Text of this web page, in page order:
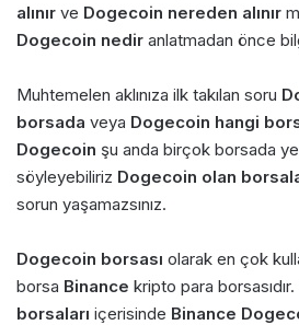
alınır ve Dogecoin nereden alınır
Dogecoin nedir anlatmadan önce
Muhtemelen aklınıza ilk takılan soru
borsada veya Dogecoin hangi
Dogecoin şu anda birçok borsada
söyleyebiliriz Dogecoin olan
sorun yaşamazsınız.
Dogecoin borsası olarak en çok
borsa Binance kripto para
borsaları içerisinde Binance